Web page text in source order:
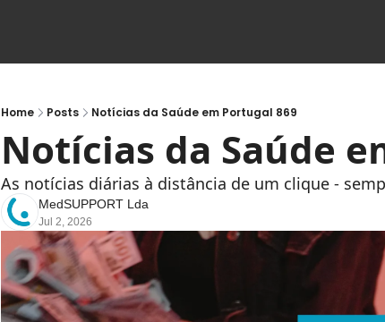
Home Posts Notícias da Saúde em Portugal 869
Notícias da Saúde
As notícias diárias à distância de um clique -
MedSUPPORT Lda
Jul 2, 2026